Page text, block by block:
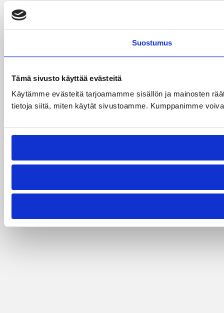
Suostumus
Tämä sivusto käyttää evästeitä
Käytämme evästeitä tarjoamamme sisällön ja mainosten
tietoja siitä, miten käytät sivustoamme. Kumppanimme